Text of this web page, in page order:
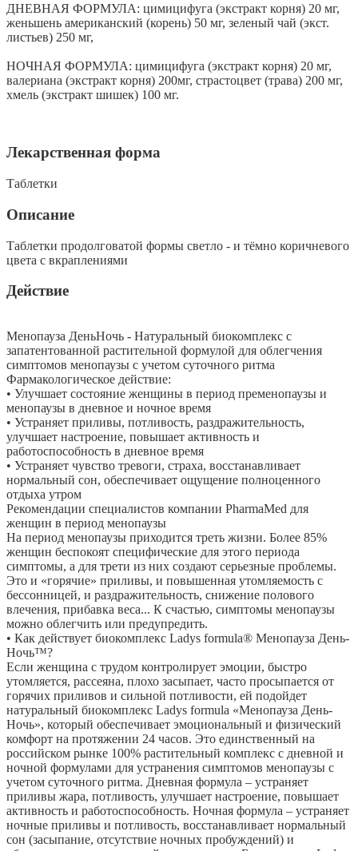
ДНЕВНАЯ ФОРМУЛА: цимицифуга (экстракт корня) 20 мг,
женьшень американский (корень) 50 мг, зеленый чай (экст.
листьев) 250 мг,
НОЧНАЯ ФОРМУЛА: цимицифуга (экстракт корня) 20 мг,
валериана (экстракт корня) 200мг, страстоцвет (трава) 200 мг,
хмель (экстракт шишек) 100 мг.
Лекарственная форма
Таблетки
Описание
Таблетки продолговатой формы светло - и тёмно коричневого
цвета с вкраплениями
Действие
Менопауза День­Ночь - Натуральный биокомплекс с
запатентованной растительной формулой для облегчения
симптомов менопаузы с учетом суточного ритма
Фармакологическое действие:
• Улучшает состояние женщины в период пременопаузы и
менопаузы в дневное и ночное время
• Устраняет приливы, потливость, раздражительность,
улучшает настроение, повышает активность и
работоспособность в дневное время
• Устраняет чувство тревоги, страха, восстанавливает
нормальный сон, обеспечивает ощущение полноценного
отдыха утром
Рекомендации специалистов компании PharmaMed для
женщин в период менопаузы
На период менопаузы приходится треть жизни. Более 85%
женщин беспокоят специфические для этого периода
симптомы, а для трети из них создают серьезные проблемы.
Это и «горячие» приливы, и повышенная утомляемость с
бессонницей, и раздражительность, снижение полового
влечения, прибавка веса... К счастью, симптомы менопаузы
можно облегчить или предупредить.
• Как действует биокомплекс Ladys formula® Менопауза День-
Ночь™?
Если женщина с трудом контролирует эмоции, быстро
утомляется, рассеяна, плохо засыпает, часто просыпается от
горячих приливов и сильной потливости, ей подойдет
натуральный биокомплекс Ladys formula «Менопауза День-
Ночь», который обеспечивает эмоциональный и физический
комфорт на протяжении 24 часов. Это единственный на
российском рынке 100% растительный комплекс с дневной и
ночной формулами для устранения симптомов менопаузы с
учетом суточного ритма. Дневная формула – устраняет
приливы жара, потливость, улучшает настроение, повышает
активность и работоспособность. Ночная формула – устраняет
ночные приливы и потливость, восстанавливает нормальный
сон (засыпание, отсутствие ночных пробуждений) и